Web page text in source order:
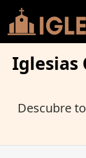
Iglesias
Descubre